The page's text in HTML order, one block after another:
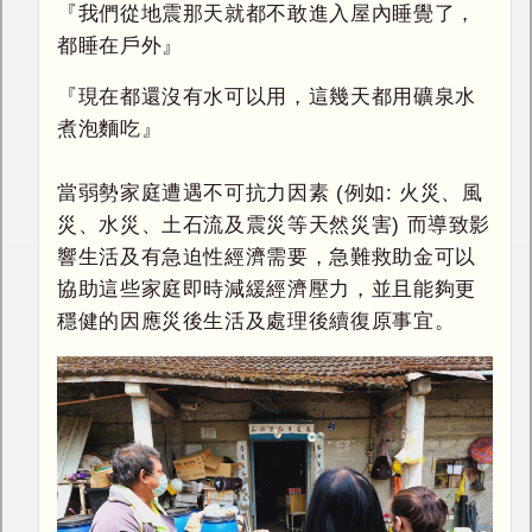
『我們從地震那天就都不敢進入屋內睡覺了，
都睡在戶外』
『現在都還沒有水可以用，這幾天都用礦泉水
煮泡麵吃』
當弱勢家庭遭遇不可抗力因素 (例如: 火災、風
災、水災、土石流及震災等天然災害) 而導致影
響生活及有急迫性經濟需要，急難救助金可以
協助這些家庭即時減緩經濟壓力，並且能夠更
穩健的因應災後生活及處理後續復原事宜。